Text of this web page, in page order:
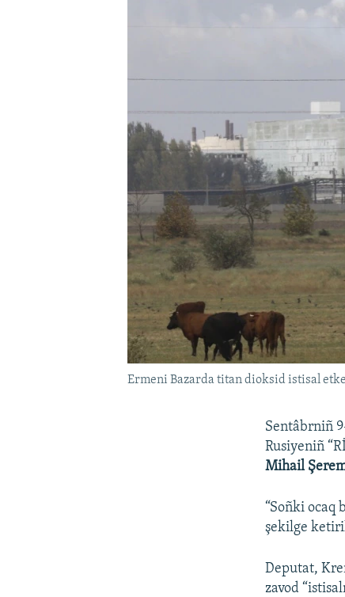
Ermeni Bazarda titan dioksid istisal
Sentâbrniñ
Rusiyeniñ
Mihail
“Soñki ocaq
şekilge
Deputat,
zavod